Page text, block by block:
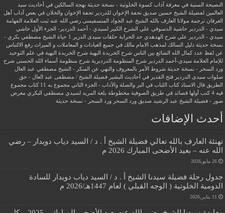
النصيحة السنية في معرفة آداب كسوة الخلوتية - نسخة حديثة بهجة السالكين في أحاديث سيد
العالمين لفضيلة الشيخ حسين صديق
تحفة الإخوان للدردير تحفة الإخوان والخلان في بعض آداب أهل
العرفان ترجمة مولانا العارف بالله الشيخ عبد الجواد المنسفيسى رضي الله عنه ثبت العلامة الفهامة
سيدي - الدردير
حاشية الدسوقي علي الشرح الكبير لسيدي - أحمد الدردير- الجزء الأول حاشي
سيدي - الدردير علي شرح الهدهدي حد الحرابة حلقات سيدى الدرير 1
حياة الشيخ مصطفي بكري -
نسخة حديثة دليل السالك لمذهب الامام مالك في جميع العبادات و المعاملات و الميراث رفع الالتباس
عن لفظ عدد كمال الله الشائع بين الناس شرح الخريدة البهية شرح الخريدة البهية في علم التوحيد
للإمام العلامة سيدي-أحمد الدردير شرح المنظومة الدرديرية شرح منظومة أسماء الله الحسنى شرح
ورد السحر - نسخة حديثة شروط الأمر بالمعروف والنهي عن المنكر - الشيخ مصطفي عبد العال
صلوات سيدى الدردير فتح القدير في أحاديث البشير فضيلة الشيخ / مصطفى عبد العال - حق
الطريق
قال الاستاذ كتاب اللباب في البر والصلة والآداب - الجزء الثاني مجموع به 11 كتاب
مجموع
فيه 4 كتب أولها قصائد في طريق الصوفية
مخطوطة بلغة المريد لسيدي مصطفي البكري معرض
صور - فضيلة الشيخ عبد الرشيد صديق
ورد السحر ورد السحر - نسخة حديثة
أحدث الإضافات
تهنئة العارف بالله تعالي فضيلة الشيخ أ . د / السيد دياب دويدار – رضي
الله عنه – بعيد الأضحى المبارك 2026 م
26 مايو,2026
جدول رحلة فضيلة سيدنا الشيخ أ . د / السيد دياب دويدار للسادة
الدومية الخلوتية ( الوجه القبلي ) لعام 1447هـ/2026 م
11 يناير,2026